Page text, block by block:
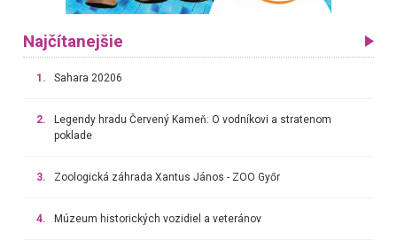
Najčítanejšie
1. Sahara 20206
2.
Legendy hradu Červený Kameň: O vodníkovi a stratenom
poklade
3. Zoologická záhrada Xantus János - ZOO Győr
4. Múzeum historických vozidiel a veteránov